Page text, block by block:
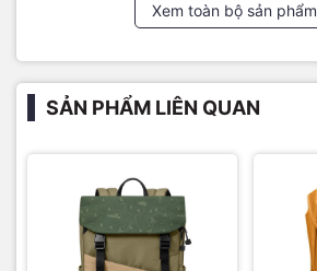
Xem toàn bộ sản phẩm
SẢN PHẨM LIÊN QUAN